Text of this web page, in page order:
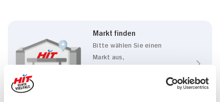
Markt finden
Bitte wählen Sie einen
Markt aus,